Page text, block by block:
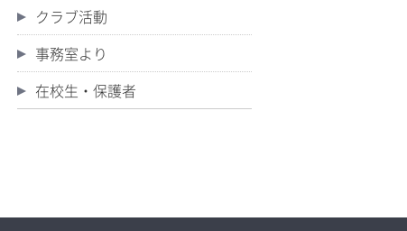
クラブ活動
事務室より
在校生・保護者